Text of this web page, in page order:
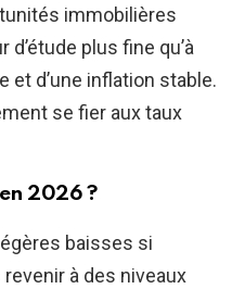
immobilières
plus fine qu’à
et d’une inflation stable.
se fier aux taux
2026 ?
baisses si
à des niveaux